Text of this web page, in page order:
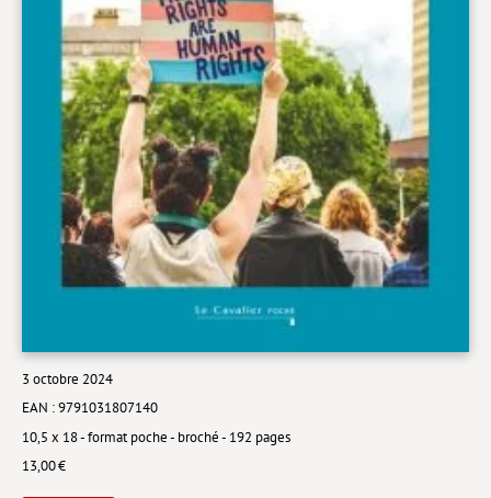
>> Livres numériques <<
COLLECTIONS
Comment je suis devenu
Convergences
eDDen
Espèces
Figure[s] de…
Géopolitique de…
Idées Reçues
Lieux de…
3 octobre 2024
EAN : 9791031807140
10,5 x 18 - format poche - broché - 192 pages
13,00 €